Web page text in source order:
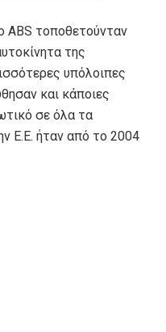
ABS τοποθετούνταν
της
υπόλοιπες
και κάποιες
σε όλα τα
Ε.Ε. ήταν από το 2004